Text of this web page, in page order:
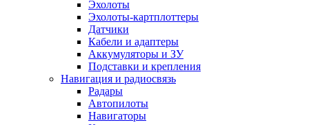
Эхолоты
Эхолоты-картплоттеры
Датчики
Кабели и адаптеры
Аккумуляторы и ЗУ
Подставки и крепления
Навигация и радиосвязь
Радары
Автопилоты
Навигаторы